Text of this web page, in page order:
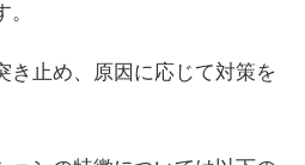
き止め、原因に応じて対策を